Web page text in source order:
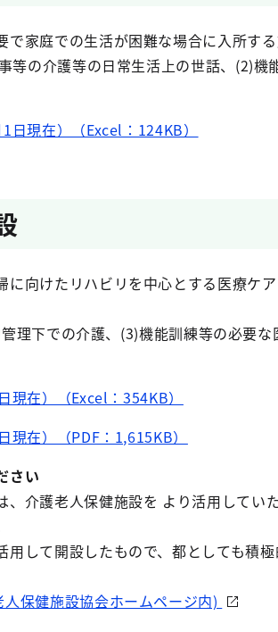
家庭での生活が困難な場合に入所する
等の介護等の日常生活上の世話、(2)機
現在）（Excel：124KB）
向けたリハビリを中心とする医療ケ
理下での介護、(3)機能訓練等の必要
在）（Excel：354KB）
在）（PDF：1,615KB）
さい
介護老人保健施設を より活用してい
して開設したもので、都としても積
保健施設協会ホームページ内)